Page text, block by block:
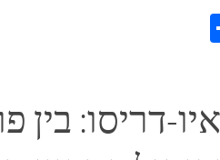
e
דריסו: בין